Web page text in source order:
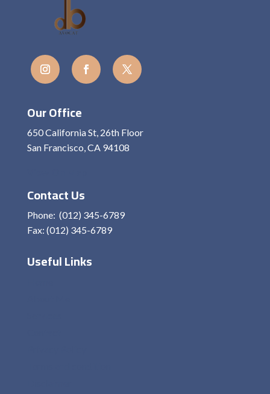
Our Office
650 California St, 26th Floor
San Francisco, CA 94108
Contact Us
Phone: (012) 345-6789
Fax: (012) 345-6789
Useful Links